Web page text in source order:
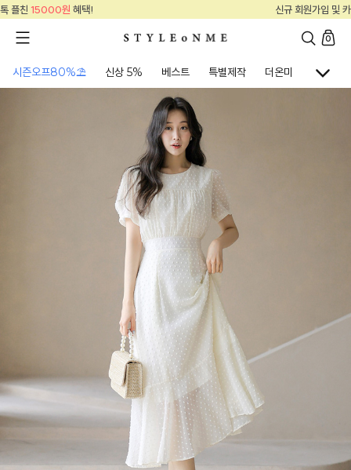
신규 회원가입 및 카톡 플친
0
시즌오프80%⛱ 신상 5% 베스트 특별제작 더온미 골프웨어